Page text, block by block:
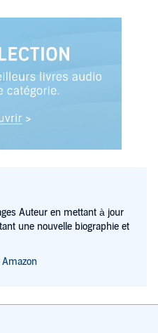
Auteur en mettant à jour
une nouvelle biographie et